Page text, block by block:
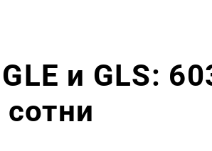
и GLS: